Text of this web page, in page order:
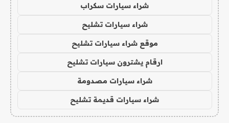
شراء سيارات سكراب
شراء سيارات تشليح
موقع شراء سيارات تشليح
ارقام يشترون سيارات تشليح
شراء سيارات مصدومة
شراء سيارات قديمة تشليح